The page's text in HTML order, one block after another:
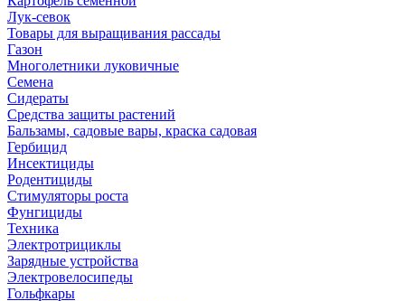
Лук-севок
Товары для выращивания рассады
Газон
Многолетники луковичные
Семена
Сидераты
Средства защиты растений
Бальзамы, садовые вары, краска садовая
Гербицид
Инсектициды
Родентициды
Стимуляторы роста
Фунгициды
Техника
Электротрициклы
Зарядные устройства
Электровелосипеды
Гольфкары